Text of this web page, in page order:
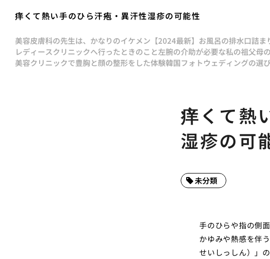
痒くて熱い手のひら汗疱・異汗性湿疹の可能性
美容皮膚科の先生は、かなりのイケメン 【2024最新】お風呂の排水口詰
レディースクリニックへ行ったときのこと左腕の介助が必要な私の祖父母
美容クリニックで豊胸と顔の整形をした体験韓国フォトウェディングの選
痒くて熱
湿疹の可
未分類
手のひらや指の側
かゆみや熱感を伴
せいしっしん）」